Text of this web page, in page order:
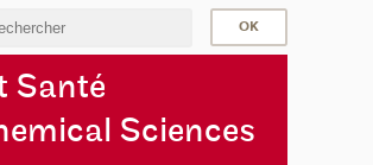
Santé
Sciences